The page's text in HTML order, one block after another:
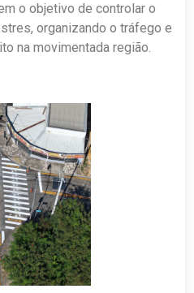
o objetivo de controlar o
organizando o tráfego e
na movimentada região.